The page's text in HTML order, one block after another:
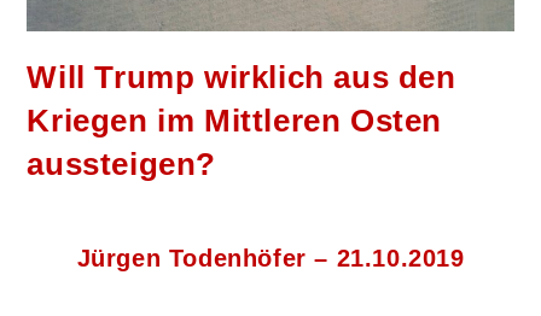
Will Trump wirklich aus den
Kriegen im Mittleren Osten
aussteigen?
Jürgen Todenhöfer – 21.10.2019